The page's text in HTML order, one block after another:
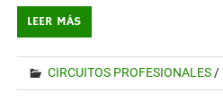
LEER MÁS
CIRCUITOS PROFESIONALES /